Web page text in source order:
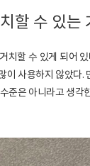
할 수 있는
치할 수 있게 되어
이 사용하지 않았다
준은 아니라고 생